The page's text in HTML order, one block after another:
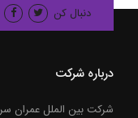
دنبال کن
درباره شرکت